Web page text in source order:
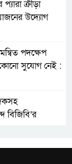
ক্রীড়া
উদ্যোগ
পদক্ষেপ
সুযোগ নেই :
বিজিবি’র
হরমুজ